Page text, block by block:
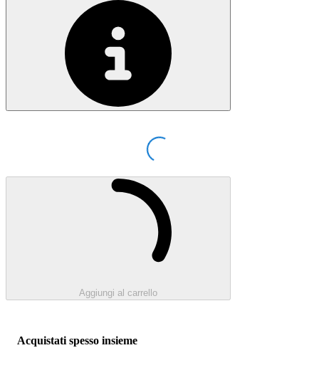
Loading...
Aggiungi al carrello
Acquistati spesso insieme